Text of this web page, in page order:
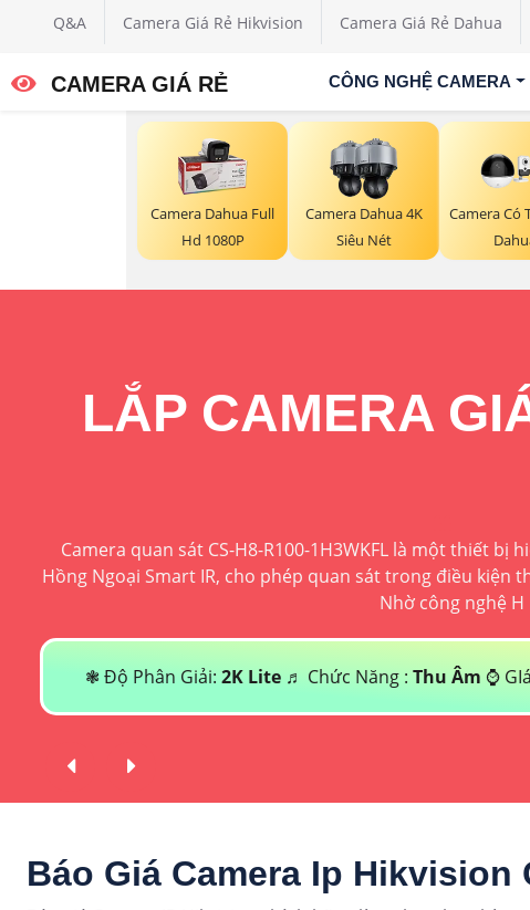
Q&A Camera Giá Rẻ Hikvision Camera Giá Rẻ Dahua
CAMERA GIÁ RẺ CÔNG NGHỆ CAMERA
Camera Dahua Full
Hd 1080P
Camera Dahua 4K
Siêu Nét
Camera Có
LẮP CAMERA
Camera quan sát CS-H8-R100-1H3WKFL là một thiết bị
Hồng Ngoại Smart IR, cho phép quan sát trong điều kiện
Nhờ công nghệ H
❃ Độ Phân Giải: 2K Lite ♬ Chức Năng : Thu Âm ⌚
Báo Giá Camera Ip Hikvision